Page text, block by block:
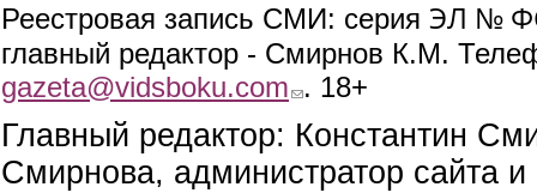
Реестровая запись СМИ: серия ЭЛ №
главный редактор - Смирнов К.М.
gazeta@vidsboku.com (link sends e-mail)
. 18+
Главный редактор: Константин
Смирнова, администратор сайта